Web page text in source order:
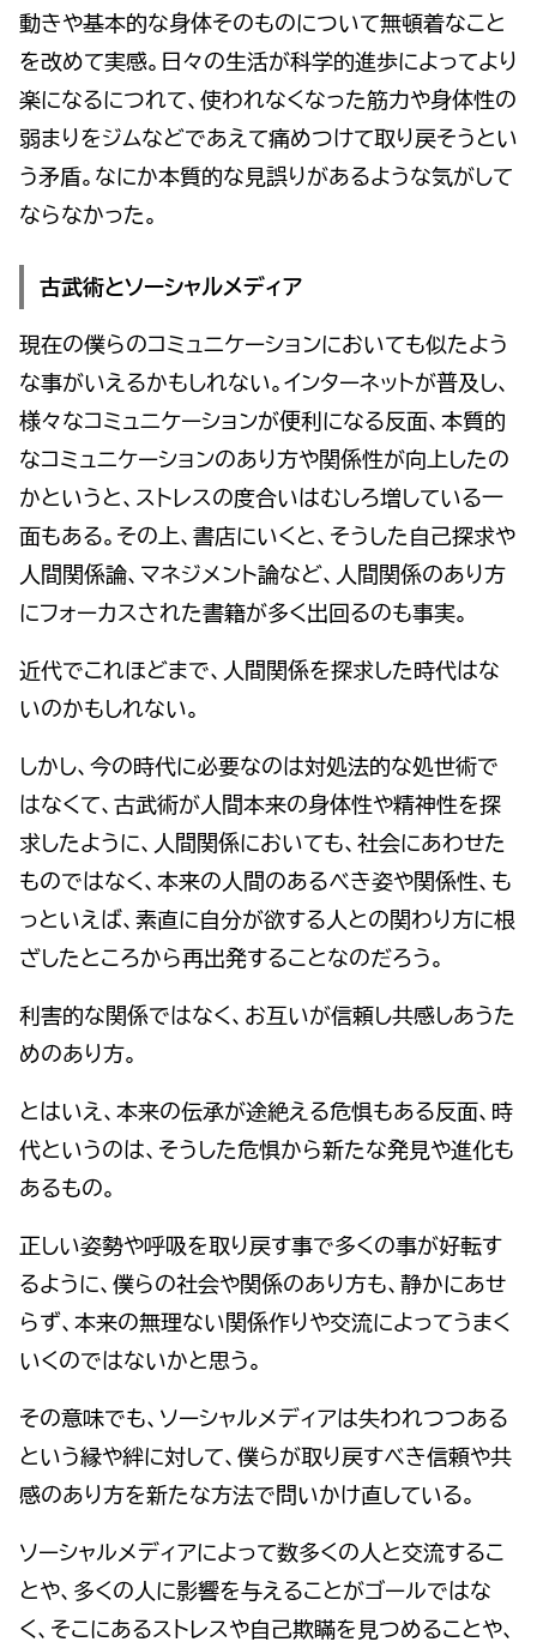
動きや基本的な身体そのものについて無頓着なこと
を改めて実感。日々の生活が科学的進歩によってより
楽になるにつれて、使われなくなった筋力や身体性の
弱まりをジムなどであえて痛めつけて取り戻そうとい
う矛盾。なにか本質的な見誤りがあるような気がして
ならなかった。
古武術とソーシャルメディア
現在の僕らのコミュニケーションにおいても似たよう
な事がいえるかもしれない。インターネットが普及し、
様々なコミュニケーションが便利になる反面、本質的
なコミュニケーションのあり方や関係性が向上したの
かというと、ストレスの度合いはむしろ増している一
面もある。その上、書店にいくと、そうした自己探求や
人間関係論、マネジメント論など、人間関係のあり方
にフォーカスされた書籍が多く出回るのも事実。
近代でこれほどまで、人間関係を探求した時代はな
いのかもしれない。
しかし、今の時代に必要なのは対処法的な処世術で
はなくて、古武術が人間本来の身体性や精神性を探
求したように、人間関係においても、社会にあわせた
ものではなく、本来の人間のあるべき姿や関係性、も
っといえば、素直に自分が欲する人との関わり方に根
ざしたところから再出発することなのだろう。
利害的な関係ではなく、お互いが信頼し共感しあうた
めのあり方。
とはいえ、本来の伝承が途絶える危惧もある反面、時
代というのは、そうした危惧から新たな発見や進化も
あるもの。
正しい姿勢や呼吸を取り戻す事で多くの事が好転す
るように、僕らの社会や関係のあり方も、静かにあせ
らず、本来の無理ない関係作りや交流によってうまく
いくのではないかと思う。
その意味でも、ソーシャルメディアは失われつつある
という縁や絆に対して、僕らが取り戻すべき信頼や共
感のあり方を新たな方法で問いかけ直している。
ソーシャルメディアによって数多くの人と交流するこ
とや、多くの人に影響を与えることがゴールではな
く、そこにあるストレスや自己欺瞞を見つめることや、